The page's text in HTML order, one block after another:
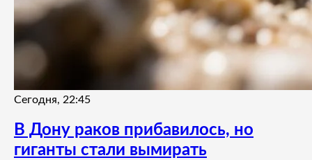
Сегодня, 22:45
В Дону раков прибавилось, но
гиганты стали вымирать